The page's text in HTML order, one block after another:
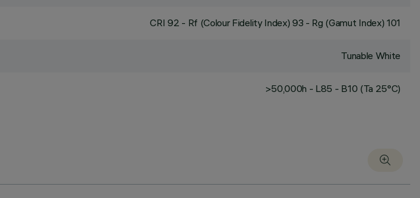
CRI92 - Rf (Colour Fidelity Index) 93 - Rg (Gamut Index) 101
Tunable White
>50,000h - L85 - B10 (Ta 25°C)